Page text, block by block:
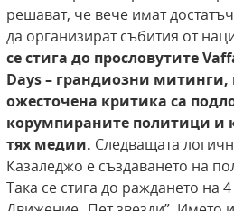
решават, че вече имат
да организират събития от
се стига до прословутите
Days – грандиозни митинги,
ожесточена критика са
корумпираните политици и
тях медии. Следващата
Казаледжо е създаването на
Така се стига до раждането на